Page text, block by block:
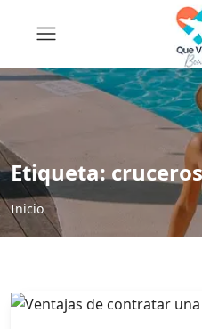
Etiqueta:cruceros
Inicio